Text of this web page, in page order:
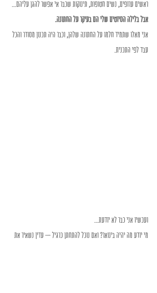
ראשים ערופים, נשים חטופות, תינוקות שכבר אי אפשר להגן עליהם...
אבל בלילה הסיוטים שלי הם בעיקר על החתונה.
אני מאלו שתמיד חלמו על החתונה שלהן, וכבר היה תכנון מסודר והכל
עבד לפי התכנית.
ועכשיו אני כבר לא יודעת...
מי יודע מה יהיה בינואר? ואם נוכל להתחתן כרגיל – עדין נשאיר את